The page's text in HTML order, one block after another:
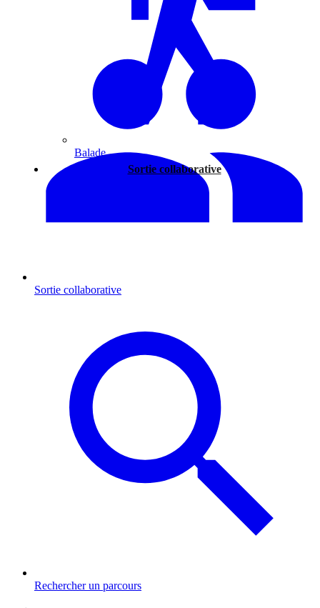
Balade
Sortie collaborative
Sortie collaborative
Rechercher un parcours